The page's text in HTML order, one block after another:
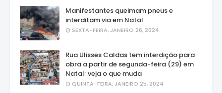
Manifestantes queimam pneus e
interditam via em Natal
SEXTA-FEIRA, JANEIRO 26, 2024
Rua Ulisses Caldas tem interdição para
obra a partir de segunda-feira (29) em
Natal; veja o que muda
QUINTA-FEIRA, JANEIRO 25, 2024